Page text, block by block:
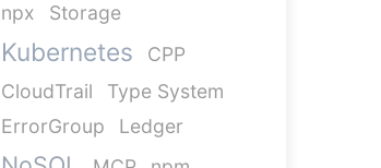
npx Storage
Kubernetes
CPP
CloudTrail
Type System
ErrorGroup
Ledger